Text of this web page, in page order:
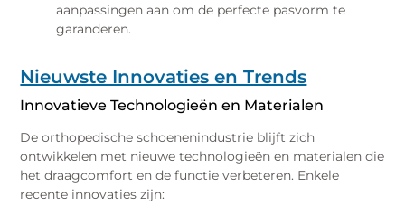
aanpassingen aan om de perfecte pasvorm te
garanderen.
Nieuwste Innovaties en Trends
Innovatieve Technologieën en Materialen
De orthopedische schoenenindustrie blijft zich
ontwikkelen met nieuwe technologieën en materialen die
het draagcomfort en de functie verbeteren. Enkele
recente innovaties zijn: